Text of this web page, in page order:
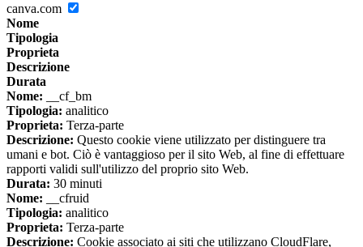
canva.com
Nome
Tipologia
Proprieta
Descrizione
Durata
Nome: __cf_bm
Tipologia: analitico
Proprieta: Terza-parte
Descrizione: Questo cookie viene utilizzato per distinguere tra
umani e bot. Ciò è vantaggioso per il sito Web, al fine di effettuare
rapporti validi sull'utilizzo del proprio sito Web.
Durata: 30 minuti
Nome: __cfruid
Tipologia: analitico
Proprieta: Terza-parte
Descrizione: Cookie associato ai siti che utilizzano CloudFlare,